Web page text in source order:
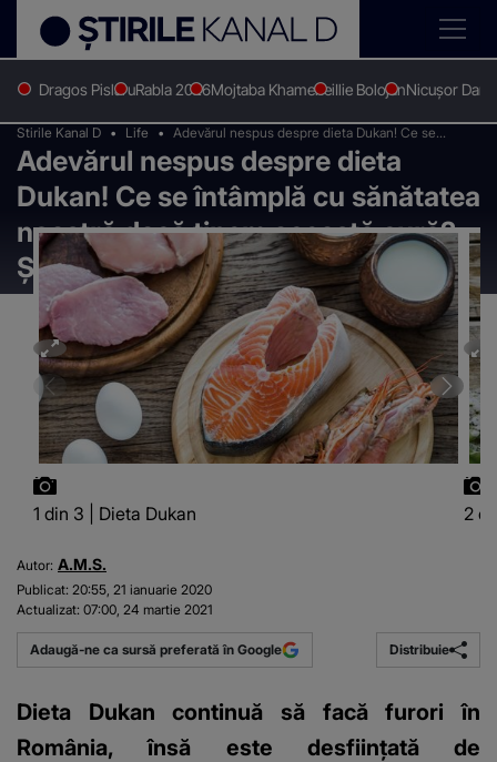
Dragos PislaruRabla 2026Mojtaba KhameneiIlie BolojanNicușor Dan
Stirile Kanal D Life
Adevărul nespus despre dieta Dukan! Ce se
întâmplă cu sănătatea noastră dacă ținem această
cură? ȘOCANT
Adevărul nespus despre dieta
Dukan! Ce se întâmplă cu sănătatea
noastră dacă ținem această cură?
ȘOCANT
1 din 3 | Dieta Dukan 2
Autor: A.M.S.
Publicat: 20:55, 21 ianuarie 2020
Actualizat: 07:00, 24 martie 2021
Adaugă-ne ca sursă preferată în Google Distribuie
Dieta Dukan continuă să facă furori în
România, însă este desfiinţată de